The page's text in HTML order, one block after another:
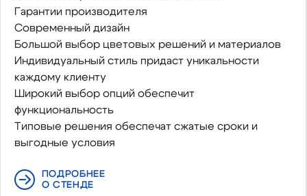
Гарантии производителя
Современный дизайн
Большой выбор цветовых решений и материалов
Индивидуальный стиль придаст уникальности
каждому клиенту
Широкий выбор опций обеспечит
функциональность
Типовые решения обеспечат сжатые сроки и
выгодные условия
ПОДРОБНЕЕ
О СТЕНДЕ